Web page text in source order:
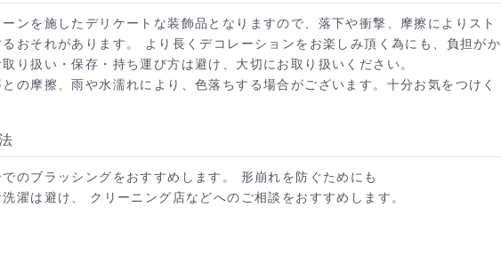
ンを施したデリケートな装飾品となりますので、落下や衝撃、摩擦によりスト
おそれがあります。 より長くデコレーションをお楽しみ頂く為にも、負担がか
り扱い・保存・持ち運び方は避け、大切にお取り扱いください。
の摩擦、雨や水濡れにより、色落ちする場合がございます。十分お気をつけく
のブラッシングをおすすめします。 形崩れを防ぐためにも
濯は避け、 クリーニング店などへのご相談をおすすめします。